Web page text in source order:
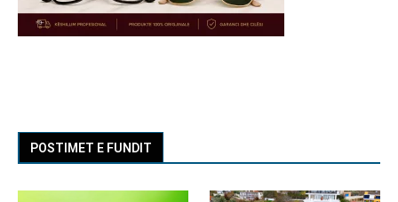
POSTIMET E FUNDIT